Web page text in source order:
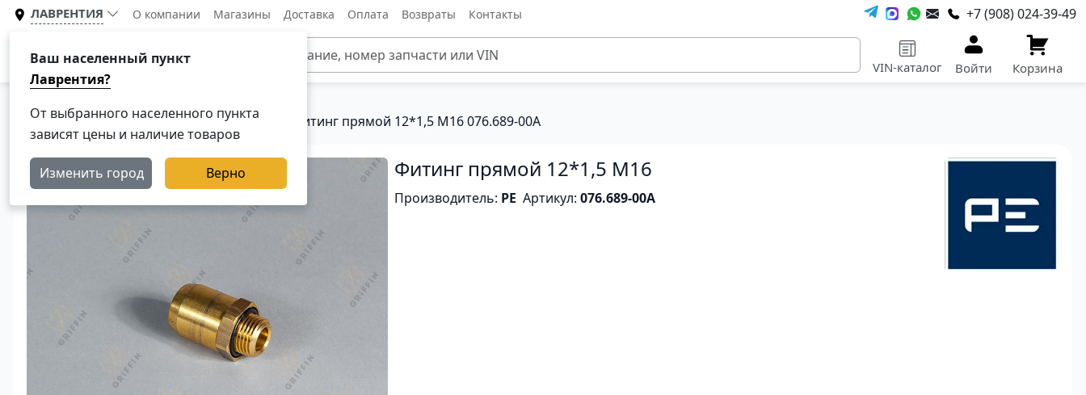
ЛАВРЕНТИЯ
Ваш населенный пункт
Лаврентия?
От выбранного населенного пункта
зависят цены и наличие товаров
Изменить город Верно
О компании Магазины Доставка Оплата Возвраты Контакты +7 (908) 024-39-49
Каталог
VIN-каталог Войти Корзина
Главная Каталог Тормозная система Фитинг прямой 12*1,5 M16 076.689-00A
Фитинг прямой 12*1,5 M16
Производитель: PE Артикул:076.689-00A